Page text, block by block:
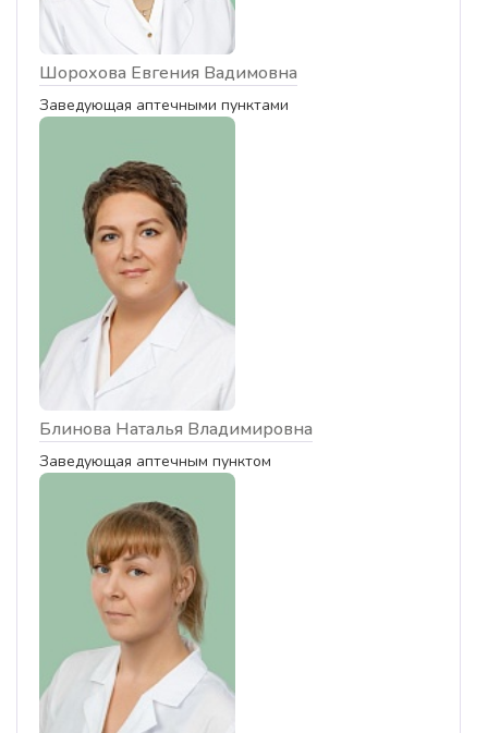
Шорохова Евгения Вадимовна
Заведующая аптечными пунктами
Блинова Наталья Владимировна
Заведующая аптечным пунктом